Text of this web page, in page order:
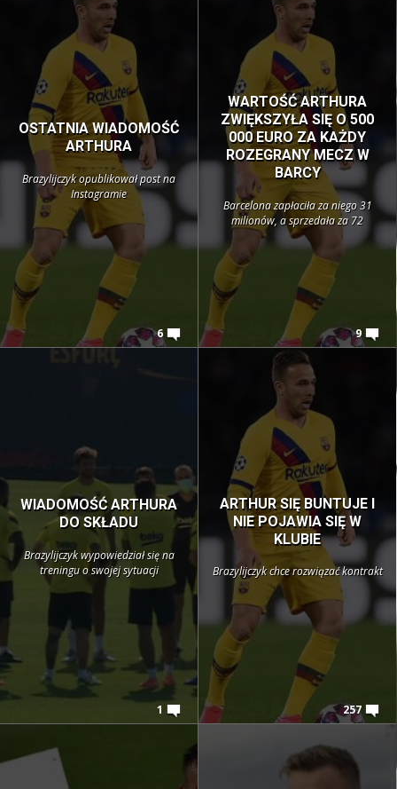
OSTATNIA WIADOMOŚĆ
ARTHURA
Brazylijczyk opublikował post na
Instagramie
6
WARTOŚĆ ARTHURA
ZWIĘKSZYŁA SIĘ O 500
000 EURO ZA KAŻDY
ROZEGRANY MECZ W
BARCY
Barcelona zapłaciła za niego 31
milionów, a sprzedała za 72
9
WIADOMOŚĆ ARTHURA
DO SKŁADU
Brazylijczyk wypowiedział się na
treningu o swojej sytuacji
1
ARTHUR SIĘ BUNTUJE I
NIE POJAWIA SIĘ W
KLUBIE
Brazylijczyk chce rozwiązać kontrakt
257